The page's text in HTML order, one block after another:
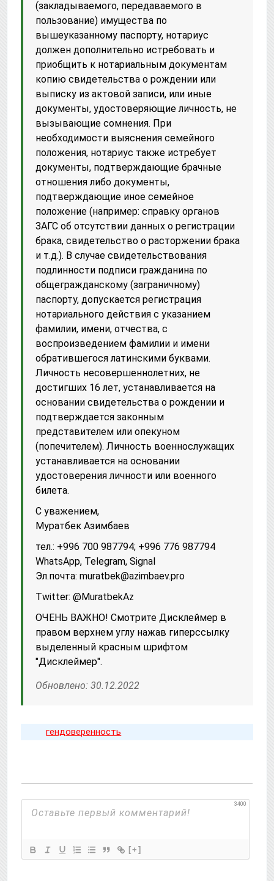
(закладываемого, передаваемого в
пользование) имущества по
вышеуказанному паспорту, нотариус
должен дополнительно истребовать и
приобщить к нотариальным документам
копию свидетельства о рождении или
выписку из актовой записи, или иные
документы, удостоверяющие личность, не
вызывающие сомнения. При
необходимости выяснения семейного
положения, нотариус также истребует
документы, подтверждающие брачные
отношения либо документы,
подтверждающие иное семейное
положение (например: справку органов
ЗАГС об отсутствии данных о регистрации
брака, свидетельство о расторжении брака
и т.д.). В случае свидетельствования
подлинности подписи гражданина по
общегражданскому (заграничному)
паспорту, допускается регистрация
нотариального действия с указанием
фамилии, имени, отчества, с
воспроизведением фамилии и имени
обратившегося латинскими буквами.
Личность несовершеннолетних, не
достигших 16 лет, устанавливается на
основании свидетельства о рождении и
подтверждается законным
представителем или опекуном
(попечителем). Личность военнослужащих
устанавливается на основании
удостоверения личности или военного
билета.
С уважением,
Муратбек Азимбаев
тел.: +996 700 987794; +996 776 987794
WhatsApp, Telegram, Signal
Эл.почта: muratbek@azimbaev.pro
Twitter: @MuratbekAz
ОЧЕНЬ ВАЖНО! Смотрите Дисклеймер в
правом верхнем углу нажав гиперссылку
выделенный красным шрифтом
"Дисклеймер".
Обновлено: 30.12.2022
гендоверенность
3400
[+]